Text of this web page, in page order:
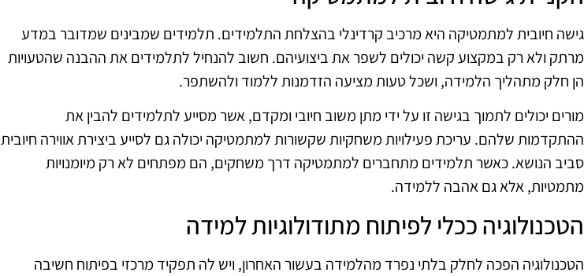
גישה חיובית למתמטיקה היא מרכיב קרדינלי בהצלחת התלמידים. תלמידים שמבינים שמדובר במדע
מרתק ולא רק במקצוע קשה יכולים לשפר את ביצועיהם. חשוב להנחיל לתלמידים את ההבנה שהטעויות
הן חלק מתהליך הלמידה, ושכל טעות מציעה הזדמנות ללמוד ולהשתפר.
מורים יכולים לתמוך בגישה זו על ידי מתן משוב חיובי ומקדם, אשר מסייע לתלמידים להבין את
ההתקדמות שלהם. עריכת פעילויות משחקיות שקשורות למתמטיקה יכולה גם לסייע ביצירת אווירה חיובית
סביב הנושא. כאשר תלמידים מתחברים למתמטיקה דרך משחקים, הם מפתחים לא רק מיומנויות
מתמטיות, אלא גם אהבה ללמידה.
הטכנולוגיה ככלי לפיתוח מתודולוגיות למידה
הטכנולוגיה הפכה לחלק בלתי נפרד מהלמידה בעשור האחרון, ויש לה תפקיד מרכזי בפיתוח חשיבה